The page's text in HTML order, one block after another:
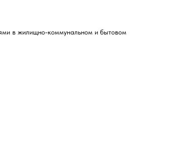
в жилищно-коммунальном и бытовом